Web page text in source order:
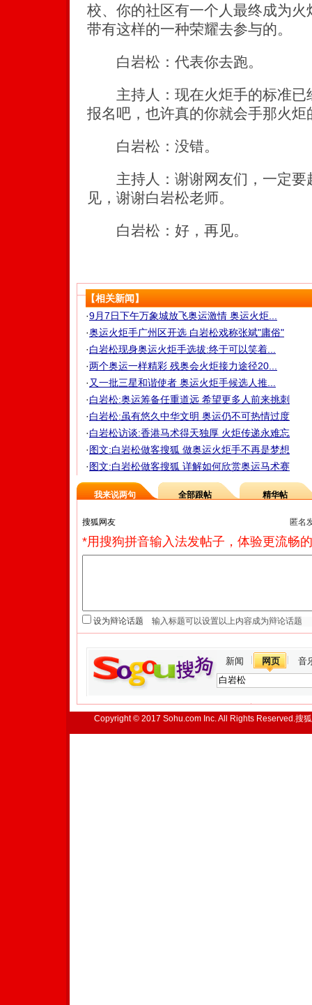
校、你的社区有一个人最终成为
带有这样的一种荣耀去参与的。
白岩松：代表你去跑。
主持人：现在火炬手的标准已
报名吧，也许真的你就会手那火炬
白岩松：没错。
主持人：谢谢网友们，一定要
见，谢谢白岩松老师。
白岩松：好，再见。
【相关新闻】
·9月7日下午万象城放飞奥运激情 奥运火炬...
·奥运火炬手广州区开选 白岩松戏称张斌"庸俗"
·白岩松现身奥运火炬手选拔:终于可以笑着...
·两个奥运一样精彩 残奥会火炬接力途径20...
· 又一批三星和谐使者 奥运火炬手候选人推...
·白岩松:奥运筹备任重道远 希望更多人前来挑刺
·白岩松:虽有悠久中华文明 奥运仍不可热情过度
·白岩松访谈:香港马术得天独厚 火炬传递永难忘
·图文:白岩松做客搜狐 做奥运火炬手不再是梦想
·图文:白岩松做客搜狐 详解如何欣赏奥运马术赛
我来说两句 全部跟帖 精华帖
匿名
*用搜狗拼音输入法发帖子，体验更流畅
设为辩论话题
新闻 网页 音
Copyright © 2017 Sohu.com Inc. All Rights Reserved.搜